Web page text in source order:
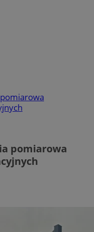
pomiarowa